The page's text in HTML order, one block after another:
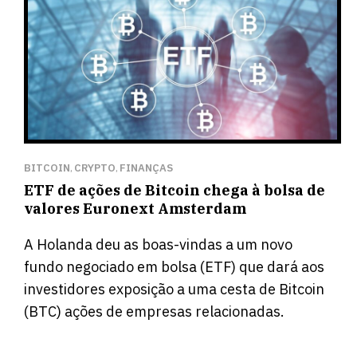
BITCOIN, CRYPTO, FINANÇAS
ETF de ações de Bitcoin chega à bolsa de
valores Euronext Amsterdam
A Holanda deu as boas-vindas a um novo
fundo negociado em bolsa (ETF) que dará aos
investidores exposição a uma cesta de Bitcoin
(BTC) ações de empresas relacionadas.